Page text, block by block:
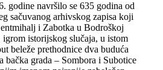
sačuvanog arhivskog zapisa koji
i Zabotka u Bodroškoj
igrom istorijskog slučaja, u istom
beleže prethodnice dva buduća
bačka grada – Sombora i Subotice